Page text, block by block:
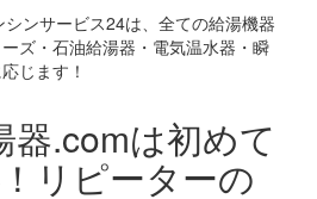
ンサービス24は、全ての給湯機器
ーズ・石油給湯器・電気温水器・瞬
じます！